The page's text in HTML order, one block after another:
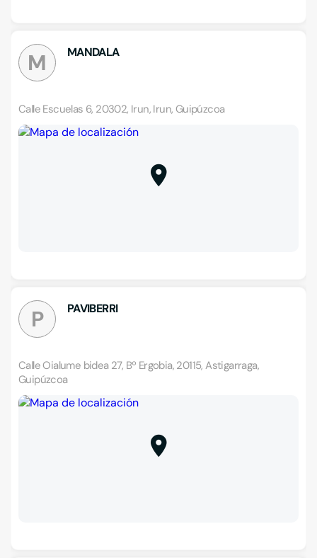
M MANDALA
Calle Escuelas 6, 20302, Irun, Irun, Guipúzcoa
P PAVIBERRI
Calle Oialume bidea 27, Bº Ergobia, 20115, Astigarraga,
Guipúzcoa